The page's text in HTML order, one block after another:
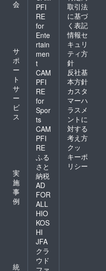
会
サ
ポ
ー
ト
サ
ー
ビ
ス
実
施
事
例
統
PFI
RE
for
Ente
rtain
men
t
CAM
PFI
RE
for
Spor
ts
CAM
PFI
RE
ふる
さと
納税
AD
FOR
ALL
HIO
KOS
HI
JFA
クラ
ウド
取引法
に基づ
く表記
情報セ
キュリ
ティ方
針
反社基
本方針
カスタ
マーハ
ラスメ
ントに
対する
考え方
クッ
キーポ
リシー